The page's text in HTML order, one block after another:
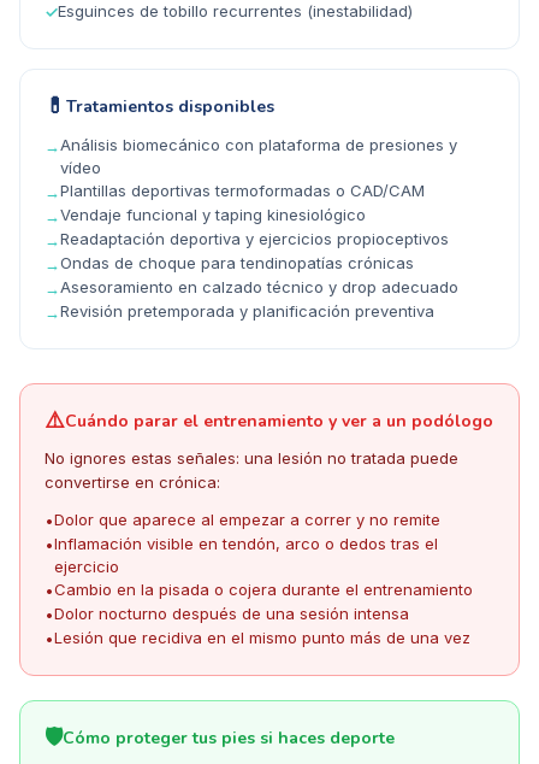
✓Esguinces de tobillo recurrentes (inestabilidad)
💊 Tratamientos disponibles
→Análisis biomecánico con plataforma de presiones y
vídeo
→Plantillas deportivas termoformadas o CAD/CAM
→Vendaje funcional y taping kinesiológico
→Readaptación deportiva y ejercicios propioceptivos
→Ondas de choque para tendinopatías crónicas
→Asesoramiento en calzado técnico y drop adecuado
→Revisión pretemporada y planificación preventiva
⚠️Cuándo parar el entrenamiento y ver a un podólogo
No ignores estas señales: una lesión no tratada puede
convertirse en crónica:
•Dolor que aparece al empezar a correr y no remite
•Inflamación visible en tendón, arco o dedos tras el
ejercicio
•Cambio en la pisada o cojera durante el entrenamiento
•Dolor nocturno después de una sesión intensa
•Lesión que recidiva en el mismo punto más de una vez
🛡️Cómo proteger tus pies si haces deporte